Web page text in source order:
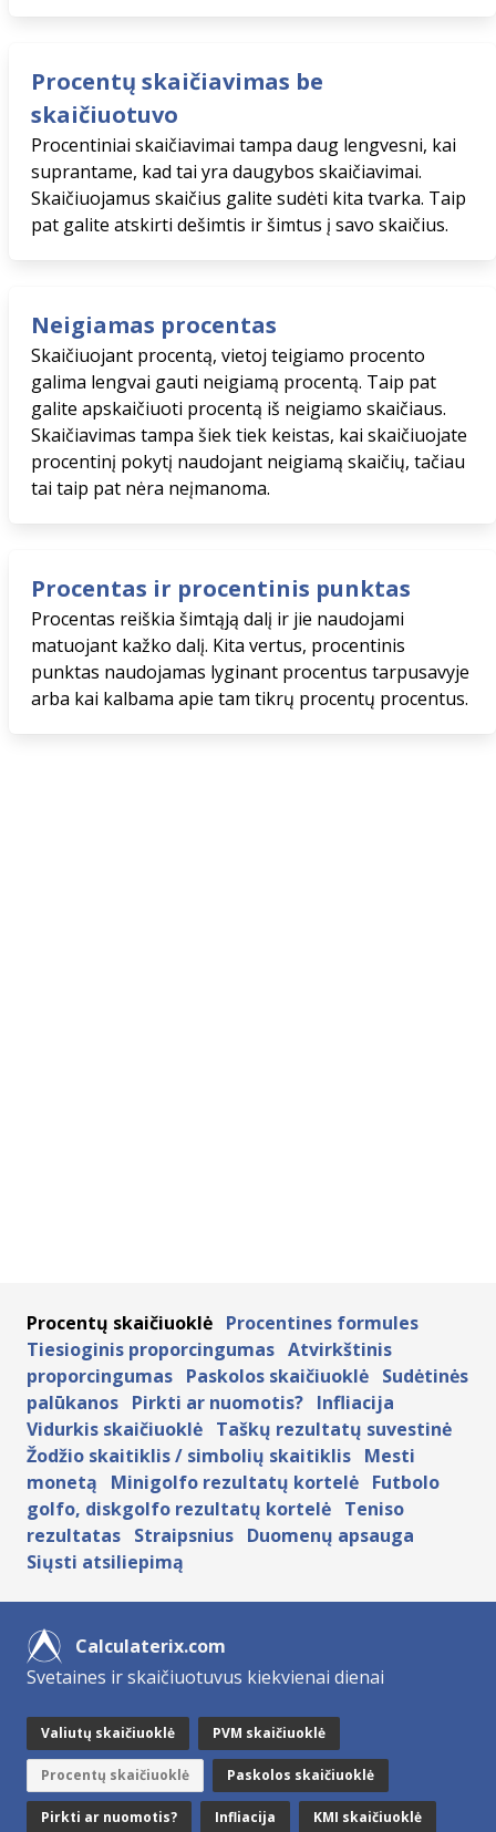
Procentų skaičiavimas be
skaičiuotuvo
Procentiniai skaičiavimai tampa daug lengvesni, kai
suprantame, kad tai yra daugybos skaičiavimai.
Skaičiuojamus skaičius galite sudėti kita tvarka. Taip
pat galite atskirti dešimtis ir šimtus į savo skaičius.
Neigiamas procentas
Skaičiuojant procentą, vietoj teigiamo procento
galima lengvai gauti neigiamą procentą. Taip pat
galite apskaičiuoti procentą iš neigiamo skaičiaus.
Skaičiavimas tampa šiek tiek keistas, kai skaičiuojate
procentinį pokytį naudojant neigiamą skaičių, tačiau
tai taip pat nėra neįmanoma.
Procentas ir procentinis punktas
Procentas reiškia šimtąją dalį ir jie naudojami
matuojant kažko dalį. Kita vertus, procentinis
punktas naudojamas lyginant procentus tarpusavyje
arba kai kalbama apie tam tikrų procentų procentus.
Procentų skaičiuoklė Procentines formules
Tiesioginis proporcingumas Atvirkštinis
proporcingumas Paskolos skaičiuoklė Sudėtinės
palūkanos Pirkti ar nuomotis? Infliacija
Vidurkis skaičiuoklė Taškų rezultatų suvestinė
Žodžio skaitiklis / simbolių skaitiklis Mesti
monetą
Minigolfo rezultatų kortelė Futbolo
golfo, diskgolfo rezultatų kortelė Teniso
rezultatas Straipsnius Duomenų apsauga
Siųsti atsiliepimą
Calculaterix.com
Svetaines ir skaičiuotuvus kiekvienai dienai
Valiutų skaičiuoklė PVM skaičiuoklė
Procentų skaičiuoklė Paskolos skaičiuoklė
Pirkti ar nuomotis? Infliacija KMI skaičiuoklė